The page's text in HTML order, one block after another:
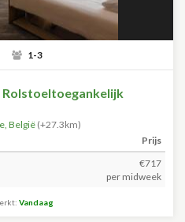
1-3
Rolstoeltoegankelijk
, België (+27.3km)
Prijs
€717
per midweek
Vandaag